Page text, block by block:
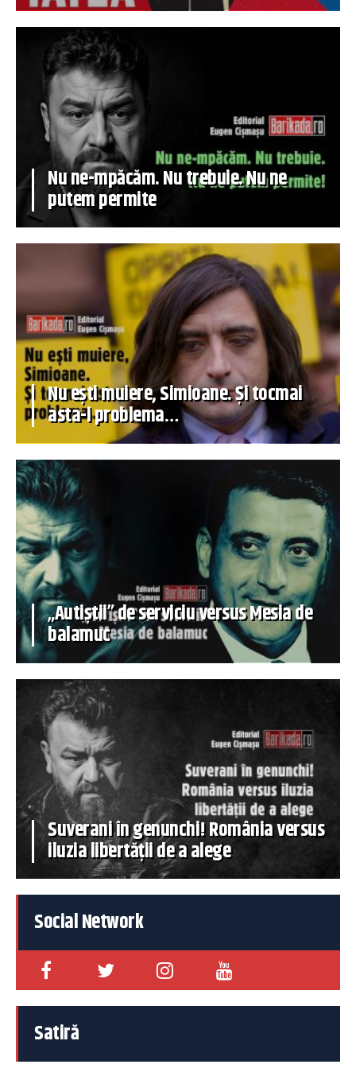
Nu ne-mpăcăm. Nu trebuie. Nu ne
putem permite
Nu ești muiere, Simioane. Și tocmai
asta-i problema…
„Autiștii” de serviciu versus Mesia de
balamuc
Suverani în genunchi! România versus
iluzia libertății de a alege
Social Network
Satiră